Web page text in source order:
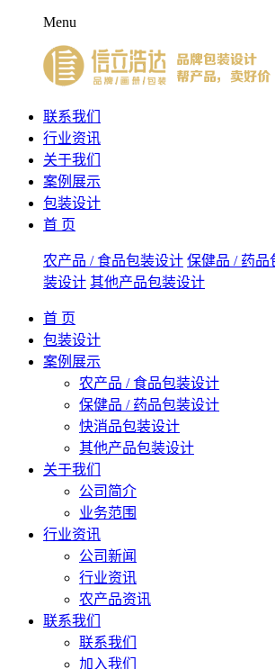
Menu
联系我们
行业资讯
关于我们
案例展示
包装设计
首 页
农产品 / 食品包装设计 保健品 / 药品
装设计 其他产品包装设计
首 页
包装设计
案例展示
农产品 / 食品包装设计
保健品 / 药品包装设计
快消品包装设计
其他产品包装设计
关于我们
公司简介
业务范围
行业资讯
公司新闻
行业资讯
农产品资讯
联系我们
联系我们
加入我们